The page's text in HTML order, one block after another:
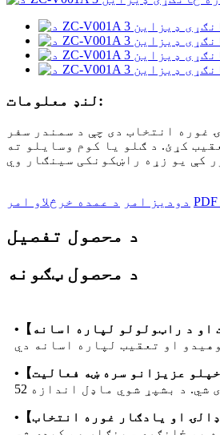
لنډ معلومات:
ده. دا د هغو کسانو لپاره د ډالۍ غوره انتخاب دی چې د سمندر سفر
کړئ. د ګلو یا کوم وسایلو ته
دودیز امر د عمده خرڅلاو امر
د محصول تفصیل
د محصول ټګونه